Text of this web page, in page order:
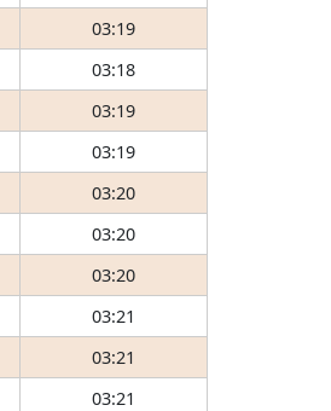
03:19
03:18
03:19
03:19
03:20
03:20
03:20
03:21
03:21
03:21